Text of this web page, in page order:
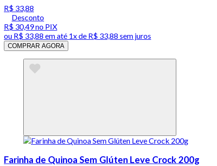
R$ 33,88
Desconto
R$ 30,49no PIX
ou R$ 33,88 em até 1x de R$ 33,88 sem juros
COMPRAR AGORA
Farinha de Quinoa Sem Glúten Leve Crock 200g